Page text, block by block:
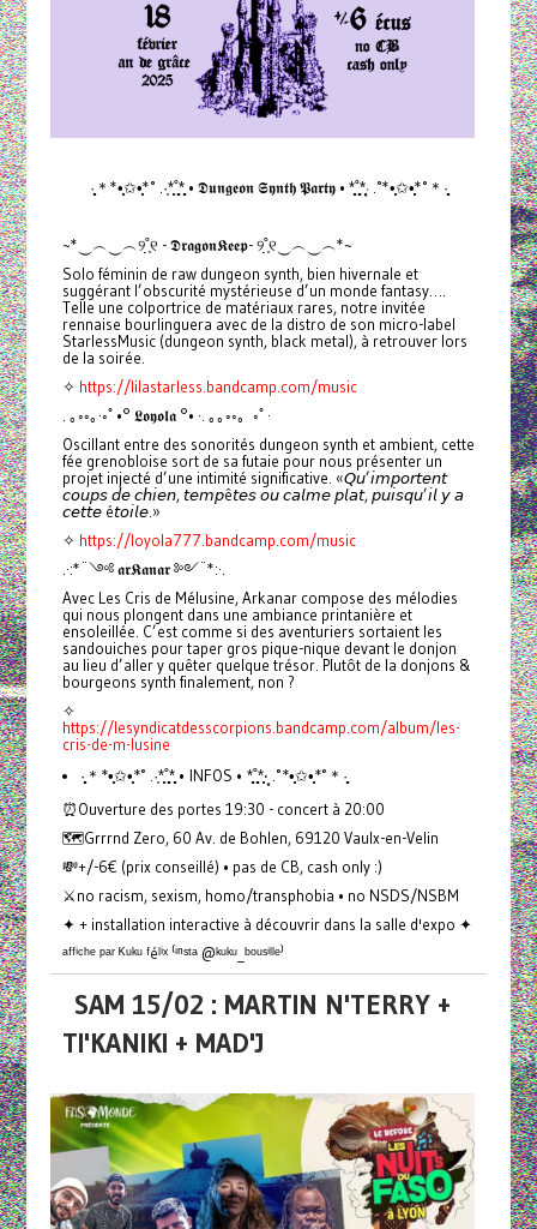
·̩̩̥͙＊*•̩̩͙✩•̩̩͙*˚ .·͙*̩̩͙˚̩̥̩̥*̩̩̥͙ • 𝕯𝖚𝖓𝖌𝖊𝖔𝖓 𝕾𝖞𝖓𝖙𝖍 𝕻𝖆𝖗𝖙𝖞 • *̩̩̥͙˚̩̥̩̥*̩̩͙‧͙ .˚*•̩̩͙✩•̩̩͙*˚＊·̩̩̥͙
~*‿︵‿︵୨˚̣̣̣͙୧ - 𝕯𝖗𝖆𝖌𝖔𝖓𝕶𝖊𝖊𝖕- ୨˚̣̣̣͙୧‿︵‿︵*~
Solo féminin de raw dungeon synth, bien hivernale et
suggérant l’obscurité mystérieuse d’un monde fantasy….
Telle une colportrice de matériaux rares, notre invitée
rennaise bourlinguera avec de la distro de son micro-label
StarlessMusic (dungeon synth, black metal), à retrouver lors
de la soirée.
✧ https://lilastarless.bandcamp.com/music
. ｡◦◦｡·◦ﾟ•° 𝕷𝖔𝖞𝖔𝖑𝖆 °• ·. ｡｡◦◦。◦ﾟ·
Oscillant entre des sonorités dungeon synth et ambient, cette
fée grenobloise sort de sa futaie pour nous présenter un
projet injecté d’une intimité significative. «𝘘𝘶’𝘪𝘮𝘱𝘰𝘳𝘵𝘦𝘯𝘵
𝘤𝘰𝘶𝘱𝘴 𝘥𝘦 𝘤𝘩𝘪𝘦𝘯, 𝘵𝘦𝘮𝘱ê𝘵𝘦𝘴 𝘰𝘶 𝘤𝘢𝘭𝘮𝘦 𝘱𝘭𝘢𝘵, 𝘱𝘶𝘪𝘴𝘲𝘶’𝘪𝘭 𝘺 𝘢
𝘤𝘦𝘵𝘵𝘦 é𝘵𝘰𝘪𝘭𝘦.»
✧ https://loyola777.bandcamp.com/music
.·:*¨༺ 𝖆𝖗𝕶𝖆𝖓𝖆𝖗 ༻¨*:·.
Avec Les Cris de Mélusine, Arkanar compose des mélodies
qui nous plongent dans une ambiance printanière et
ensoleillée. C’est comme si des aventuriers sortaient les
sandouiches pour taper gros pique-nique devant le donjon
au lieu d’aller y quêter quelque trésor. Plutôt de la donjons &
bourgeons synth finalement, non ?
✧
https://lesyndicatdesscorpions.bandcamp.com/album/les-
cris-de-m-lusine
·̩̩̥͙＊*•̩̩͙✩•̩̩͙*˚ .·͙*̩̩͙˚̩̥̩̥*̩̩̥͙ • INFOS • *̩̩̥͙˚̩̥̩̥*̩̩͙‧͙ .˚*•̩̩͙✩•̩̩͙*˚＊·̩̩̥͙
⏰Ouverture des portes 19:30 - concert à 20:00
🗺️Grrrnd Zero, 60 Av. de Bohlen, 69120 Vaulx-en-Velin
💸+/-6€ (prix conseillé) • pas de CB, cash only :)
⚔️no racism, sexism, homo/transphobia • no NSDS/NSBM
✦ + installation interactive à découvrir dans la salle d'expo ✦
ᵃᶠᶠⁱᶜʰᵉ ᵖᵃʳ ᴷᵘᵏᵘ ᶠéˡⁱˣ ⁽ⁱⁿˢᵗᵃ @ᵏᵘᵏᵘ_ᵇᵒᵘˢⁱˡˡᵉ⁾
SAM 15/02 : MARTIN N'TERRY +
TI'KANIKI + MAD'J